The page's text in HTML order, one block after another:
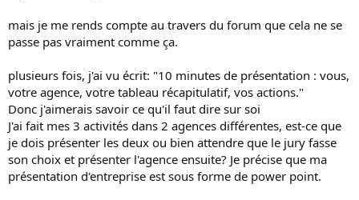
mais je me rends compte au travers du forum que cela ne se
passe pas vraiment comme ça.
plusieurs fois, j'ai vu écrit: "10 minutes de présentation : vous,
votre agence, votre tableau récapitulatif, vos actions."
Donc j'aimerais savoir ce qu'il faut dire sur soi
J'ai fait mes 3 activités dans 2 agences différentes, est-ce que
je dois présenter les deux ou bien attendre que le jury fasse
son choix et présenter l'agence ensuite? Je précise que ma
présentation d'entreprise est sous forme de power point.